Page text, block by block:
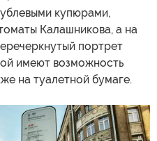
купюрами,
Калашникова, а на
портрет
имеют возможность
на туалетной бумаге.